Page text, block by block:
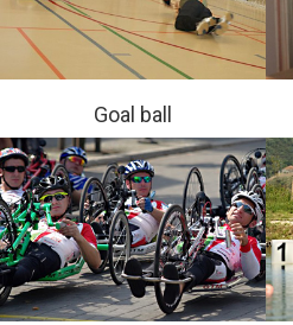
Goal ball